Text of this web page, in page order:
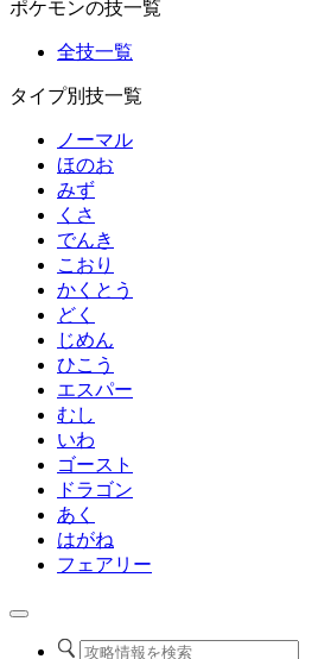
ポケモンの技一覧
全技一覧
タイプ別技一覧
ノーマル
ほのお
みず
くさ
でんき
こおり
かくとう
どく
じめん
ひこう
エスパー
むし
いわ
ゴースト
ドラゴン
あく
はがね
フェアリー